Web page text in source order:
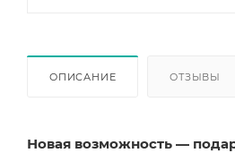
ОПИСАНИЕ ОТЗЫВЫ
Новая возможность —